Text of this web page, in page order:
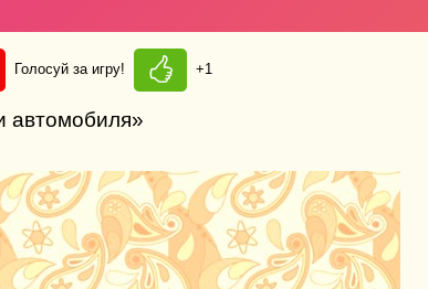
Голосуй за игру! +1
автомобиля»